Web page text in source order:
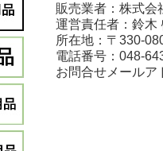
販売業者：株式会
運営責任者：鈴木
所在地：〒330-
電話番号：048-
お問合せメールア